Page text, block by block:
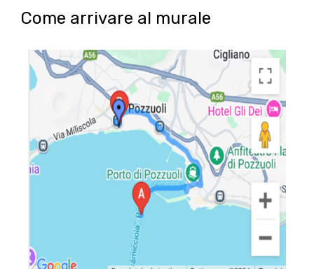
Come arrivare al murale